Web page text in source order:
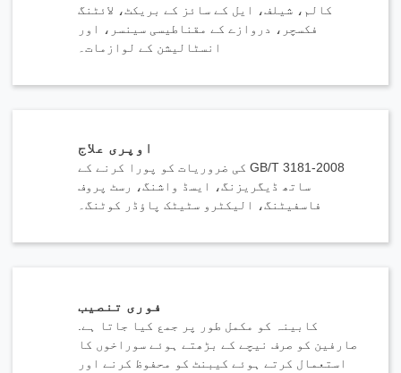
کالم، شیلف، ایل کے سائز کے بریکٹ، لائٹنگ
فکسچر، دروازے کے مقناطیسی سینسر، اور
انسٹالیشن کے لوازمات۔
اوپری علاج
GB/T 3181-2008 کی ضروریات کو پورا کرنے کے
ساتھ ڈیگریزنگ، ایسڈ واشنگ، رسٹ پروف
فاسفیٹنگ، الیکٹرو سٹیٹک پاؤڈر کوٹنگ۔
فوری تنصیب
کابینہ کو مکمل طور پر جمع کیا جاتا ہے.
صارفین کو صرف نیچے کے بڑھتے ہوئے سوراخوں کا
استعمال کرتے ہوئے کیبنٹ کو محفوظ کرنے اور